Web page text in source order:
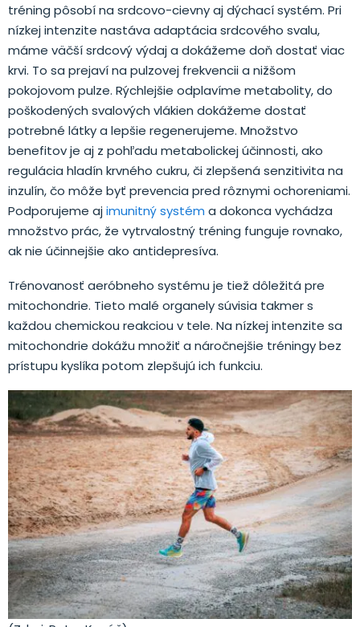
tréning pôsobí na srdcovo-cievny aj dýchací systém. Pri
nízkej intenzite nastáva adaptácia srdcového svalu,
máme väčší srdcový výdaj a dokážeme doň dostať viac
krvi. To sa prejaví na pulzovej frekvencii a nižšom
pokojovom pulze. Rýchlejšie odplavíme metabolity, do
poškodených svalových vlákien dokážeme dostať
potrebné látky a lepšie regenerujeme. Množstvo
benefitov je aj z pohľadu metabolickej účinnosti, ako
regulácia hladín krvného cukru, či zlepšená senzitivita na
inzulín, čo môže byť prevencia pred rôznymi ochoreniami.
Podporujeme ajimunitný systém a dokonca vychádza
množstvo prác, že vytrvalostný tréning funguje rovnako,
ak nie účinnejšie ako antidepresíva.
Trénovanosť aeróbneho systému je tiež dôležitá pre
mitochondrie. Tieto malé organely súvisia takmer s
každou chemickou reakciou v tele. Na nízkej intenzite sa
mitochondrie dokážu množiť a náročnejšie tréningy bez
prístupu kyslíka potom zlepšujú ich funkciu.